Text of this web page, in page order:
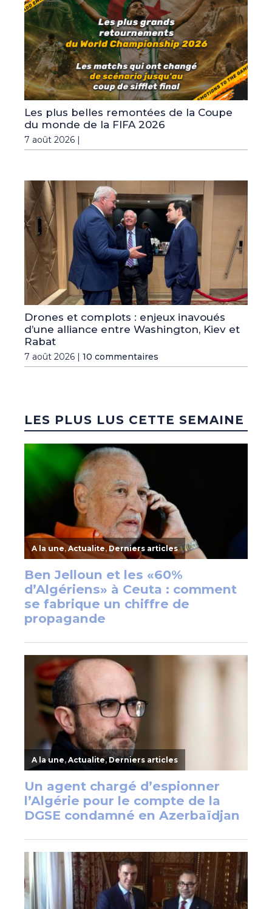
Les plus belles remontées de la Coupe
du monde de la FIFA 2026
7 août 2026 |
Drones et complots : enjeux inavoués
d’une alliance entre Washington, Kiev et
Rabat
7 août 2026 | 10 commentaires
LES PLUS LUS CETTE SEMAINE